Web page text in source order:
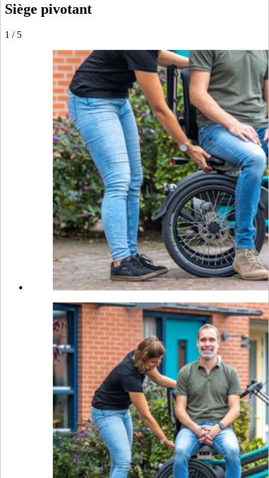
Siège pivotant
1 / 5